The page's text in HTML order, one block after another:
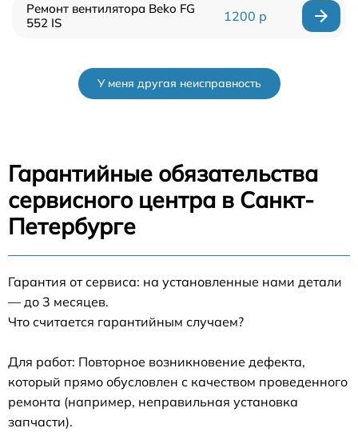
Ремонт вентилятора Beko FG
552 IS
1200 р
У меня другая неисправность
Гарантийные обязательства
сервисного центра в Санкт-
Петербурге
Гарантия от сервиса: на установленные нами детали
— до 3 месяцев.
Что считается гарантийным случаем?
Для работ: Повторное возникновение дефекта,
который прямо обусловлен с качеством проведенного
ремонта (например, неправильная установка
запчасти).